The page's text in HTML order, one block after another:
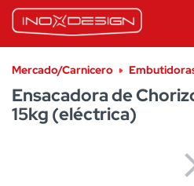
Mercado/Carnicero
Ensacadora de
15kg (eléctrica)